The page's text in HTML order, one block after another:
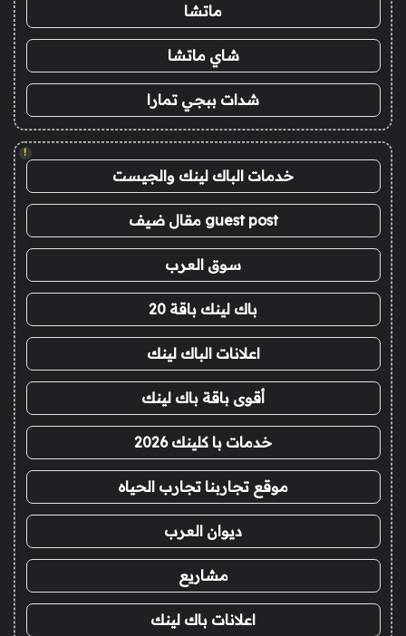
ماتشا
شاي ماتشا
شدات ببجي تمارا
!
خدمات الباك لينك والجيست
guest post مقال ضيف
سوق العرب
باك لينك باقة 20
اعلانات الباك لينك
أقوى باقة باك لينك
خدمات با كلينك 2026
موقع تجاربنا تجارب الحياه
ديوان العرب
مشاريع
اعلانات باك لينك